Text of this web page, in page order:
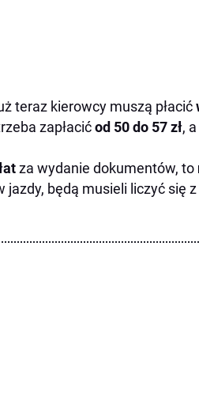
teraz kierowcy muszą płacić
zapłacićod 50 do 57 zł,
za wydanie dokumentów, to
będą musieli liczyć się z